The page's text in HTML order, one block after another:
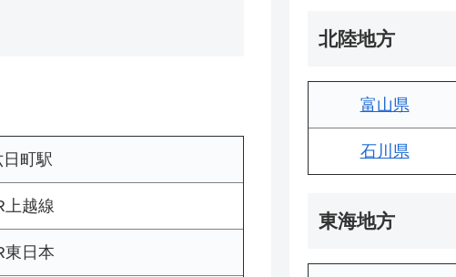
日町駅
上越線
東日本
北陸地方
富山県
石川県
東海地方